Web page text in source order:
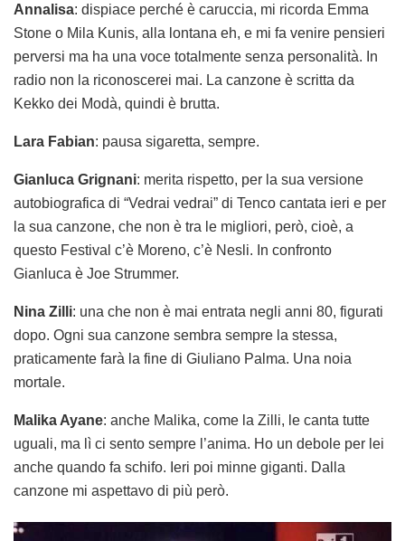
Annalisa: dispiace perché è caruccia, mi ricorda Emma
Stone o Mila Kunis, alla lontana eh, e mi fa venire pensieri
perversi ma ha una voce totalmente senza personalità. In
radio non la riconoscerei mai. La canzone è scritta da
Kekko dei Modà, quindi è brutta.
Lara Fabian: pausa sigaretta, sempre.
Gianluca Grignani: merita rispetto, per la sua versione
autobiografica di “Vedrai vedrai” di Tenco cantata ieri e per
la sua canzone, che non è tra le migliori, però, cioè, a
questo Festival c’è Moreno, c’è Nesli. In confronto
Gianluca è Joe Strummer.
Nina Zilli: una che non è mai entrata negli anni 80, figurati
dopo. Ogni sua canzone sembra sempre la stessa,
praticamente farà la fine di Giuliano Palma. Una noia
mortale.
Malika Ayane: anche Malika, come la Zilli, le canta tutte
uguali, ma lì ci sento sempre l’anima. Ho un debole per lei
anche quando fa schifo. Ieri poi minne giganti. Dalla
canzone mi aspettavo di più però.